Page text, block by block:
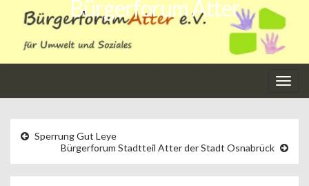
Bürgerforum Atter
Sperrung Gut Leye
Bürgerforum Stadtteil Atter der Stadt Osnabrück